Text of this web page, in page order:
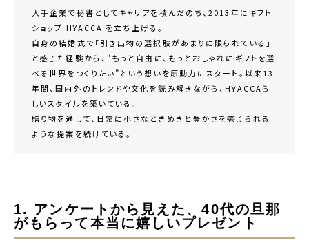
大手企業で秘書としてキャリアを積んだのち、2013年にギフト
ショップ HYACCA を立ち上げる。
自身の結婚式で「引き出物の選択肢があまりに限られている」
と感じた経験から、“もっと自由に、もっとおしゃれにギフトを選
べる世界をつくりたい”という想いを原動力にスタート。以来13
年間、国内外のトレンドや文化を読み解きながら、HYACCAら
しいスタイルを築いている。
贈り物を通して、日常に小さなときめきと豊かさを感じられる
ような提案を続けている。
1. アンケートから見えた、40代の旦那
がもらって本当に嬉しいプレゼント